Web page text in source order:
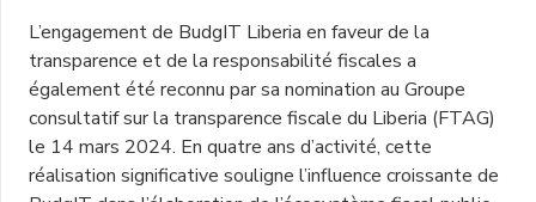
L’engagement de BudgIT Liberia en faveur de la
transparence et de la responsabilité fiscales a
également été reconnu par sa nomination au Groupe
consultatif sur la transparence fiscale du Liberia (FTAG)
le 14 mars 2024. En quatre ans d’activité, cette
réalisation significative souligne l’influence croissante de